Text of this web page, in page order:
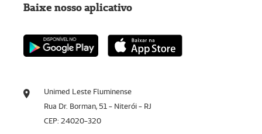
Unimed Leste Fluminense
Rua Dr. Borman, 51 - Niterói - RJ
CEP: 24020-320
Baixe nosso aplicativo